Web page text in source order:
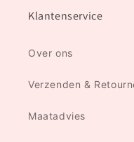
Klantenservice
Over ons
Verzenden &
Maatadvies